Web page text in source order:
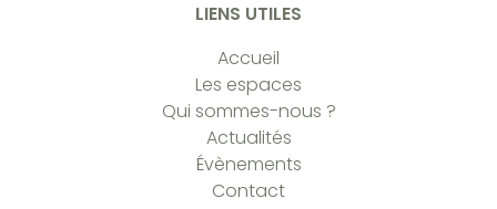
LIENS UTILES
Accueil
Les espaces
Qui sommes-nous ?
Actualités
Évènements
Contact